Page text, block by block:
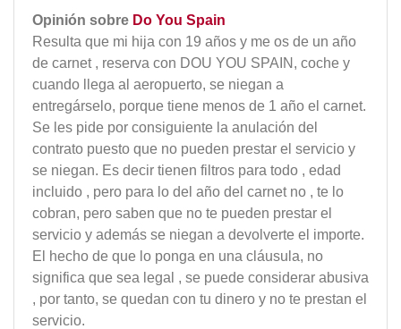
Opinión sobre Do You Spain
Resulta que mi hija con 19 años y me os de un año
de carnet , reserva con DOU YOU SPAIN, coche y
cuando llega al aeropuerto, se niegan a
entregárselo, porque tiene menos de 1 año el carnet.
Se les pide por consiguiente la anulación del
contrato puesto que no pueden prestar el servicio y
se niegan. Es decir tienen filtros para todo , edad
incluido , pero para lo del año del carnet no , te lo
cobran, pero saben que no te pueden prestar el
servicio y además se niegan a devolverte el importe.
El hecho de que lo ponga en una cláusula, no
significa que sea legal , se puede considerar abusiva
, por tanto, se quedan con tu dinero y no te prestan el
servicio.